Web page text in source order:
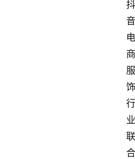
抖
音
电
商
服
饰
行
业
联
合